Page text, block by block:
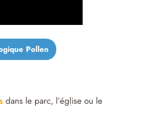
Pollen
dans le parc, l’église ou le